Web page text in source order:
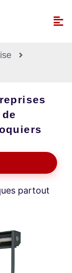
partout